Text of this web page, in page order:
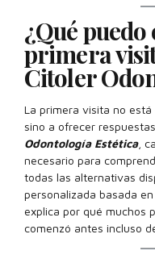
¿Qué
primera
Citoler
La primera visita no
sino a ofrecer
Odontología Estética,
necesario para
todas las alternativas
personalizada basada
explica por qué muchos
comenzó antes incluso